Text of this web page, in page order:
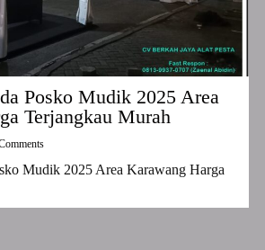
Posko Mudik 2025 Area
Terjangkau Murah
Mudik 2025 Area Karawang Harga